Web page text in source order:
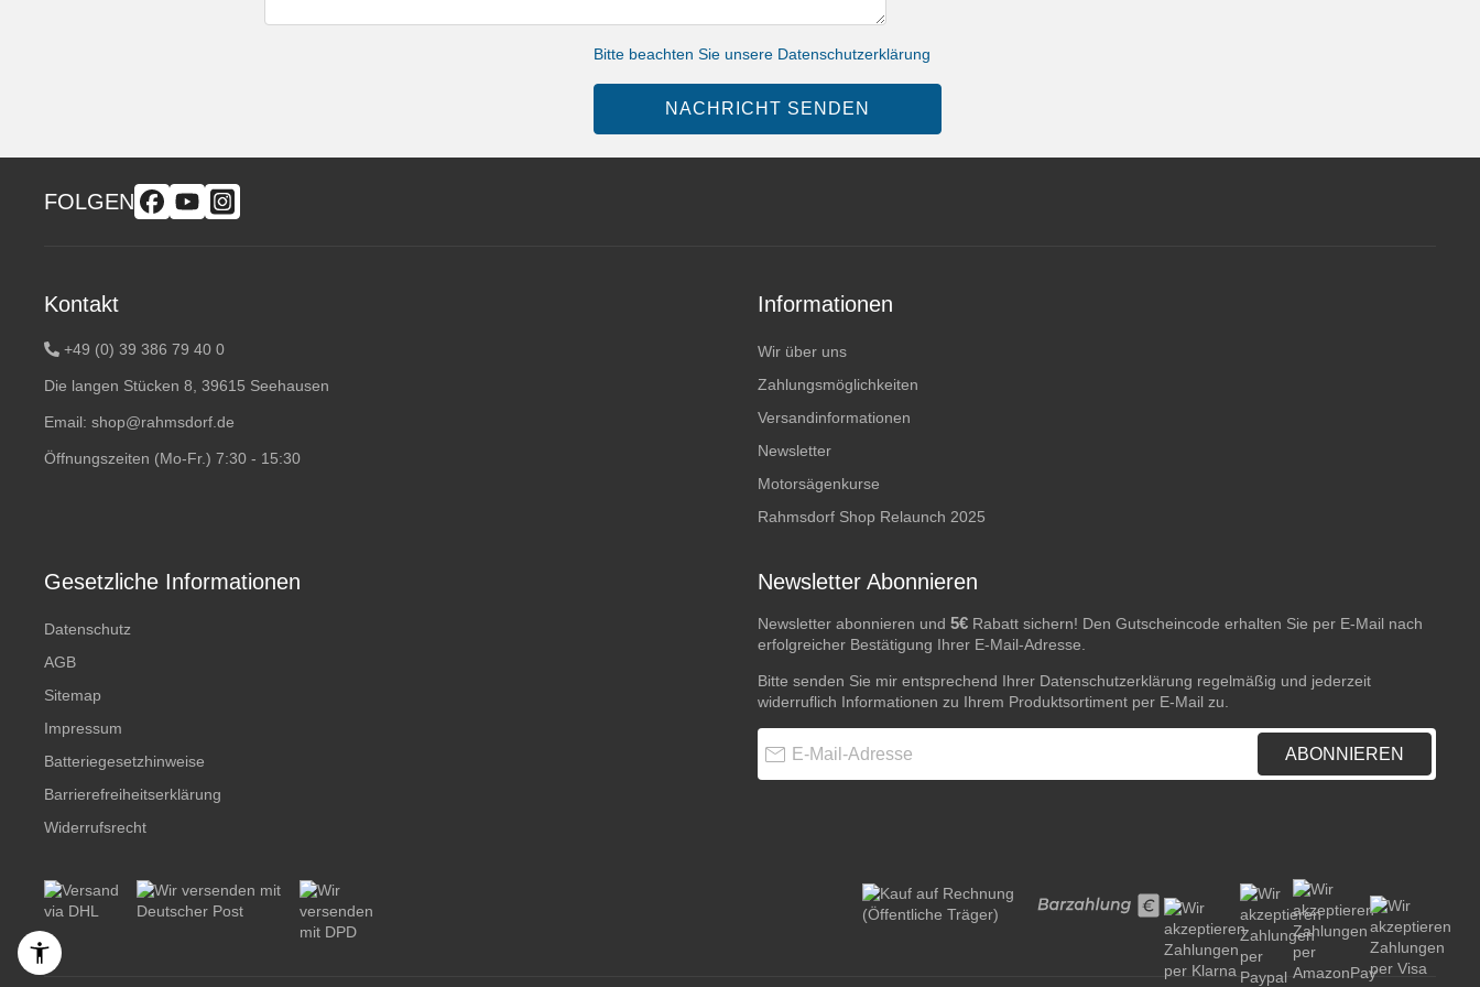
Bitte beachten Sie unsere Datenschutzerklärung
NACHRICHT SENDEN
FOLGEN
Kontakt
+49 (0) 39 386 79 40 0
Die langen Stücken 8, 39615 Seehausen
Email: shop@rahmsdorf.de
Öffnungszeiten (Mo-Fr.) 7:30 - 15:30
Informationen
Wir über uns
Zahlungsmöglichkeiten
Versandinformationen
Newsletter
Motorsägenkurse
Rahmsdorf Shop Relaunch 2025
Gesetzliche Informationen
Datenschutz
AGB
Sitemap
Impressum
Batteriegesetzhinweise
Barrierefreiheitserklärung
Widerrufsrecht
Newsletter Abonnieren
Newsletter abonnieren und 5€ Rabatt sichern! Den Gutscheincode erhalten Sie per E-Mail nach
erfolgreicher Bestätigung Ihrer E-Mail-Adresse.
Bitte senden Sie mir entsprechend Ihrer Datenschutzerklärung regelmäßig und jederzeit
widerruflich Informationen zu Ihrem Produktsortiment per E-Mail zu.
ABONNIEREN